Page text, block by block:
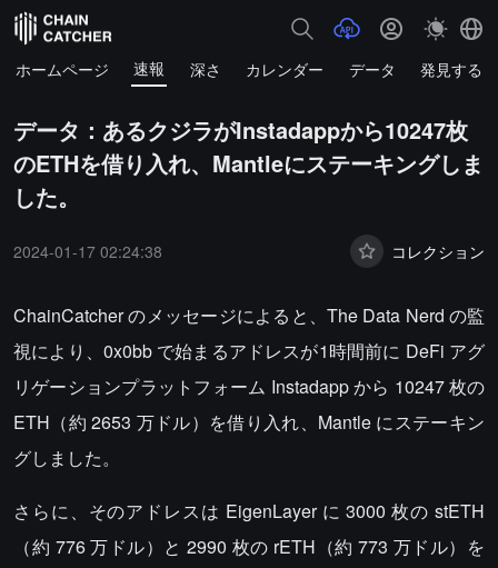
ホームページ 速報 深さ カレンダー データ 発見する
データ：あるクジラがInstadappから10247枚
のETHを借り入れ、Mantleにステーキングしま
した。
2024-01-17 02:24:38 コレクション
ChainCatcher のメッセージによると、The Data Nerd の監
視により、0x0bb で始まるアドレスが1時間前に DeFi アグ
リゲーションプラットフォーム Instadapp から 10247 枚の
ETH（約 2653 万ドル）を借り入れ、Mantle にステーキン
グしました。
さらに、そのアドレスは EigenLayer に 3000 枚の stETH
（約 776 万ドル）と 2990 枚の rETH（約 773 万ドル）を